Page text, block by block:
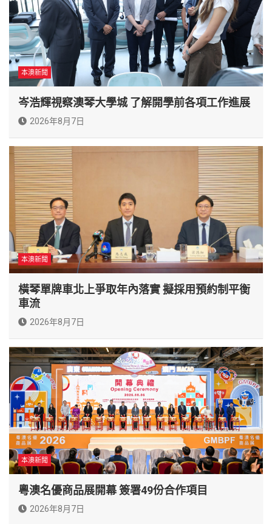
本澳新聞
岑浩輝視察澳琴大學城 了解開學前各項工作進展
2026年8月7日
本澳新聞
橫琴單牌車北上爭取年內落實 擬採用預約制平衡
車流
2026年8月7日
本澳新聞
粵澳名優商品展開幕 簽署49份合作項目
2026年8月7日